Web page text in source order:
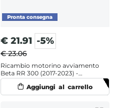
€ 21.91 -5%
€ 23.06
Ricambio motorino avviamento
Beta RR 300 (2017-2023) -
Spazzole